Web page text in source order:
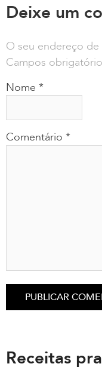
Deixe um
O seu endereço
Campos
Comentário *
Nome *
Receitas